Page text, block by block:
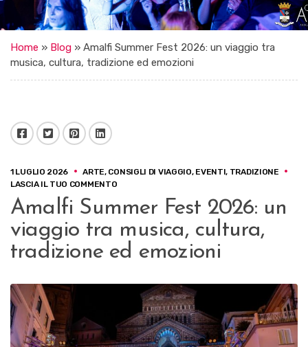
Home » Blog » Amalfi Summer Fest 2026: un viaggio tra
musica, cultura, tradizione ed emozioni
Facebook Twitter Pinterest LinkedIn
1 LUGLIO 2026 ARTE, CONSIGLI DI VIAGGIO, EVENTI, TRADIZIONE
LASCIA IL TUO COMMENTOSU
SUMMER
2026:
VIAGGIO
MUSICA,
CULTURA,
TRADIZIONE
ED
EMOZIONI
Amalfi Summer Fest 2026: un
viaggio tra musica, cultura,
tradizione ed emozioni